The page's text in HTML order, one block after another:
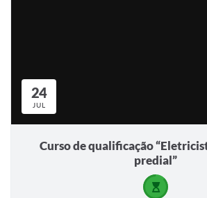
24
JUL
Curso de qualificação
predial”